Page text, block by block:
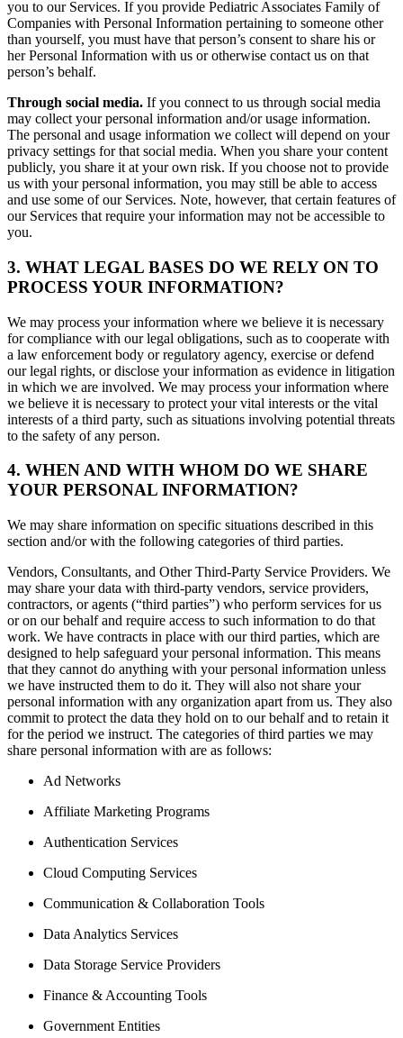
you to our Services. If you provide Pediatric Associates Family of
Companies with Personal Information pertaining to someone other
than yourself, you must have that person’s consent to share his or
her Personal Information with us or otherwise contact us on that
person’s behalf.
Through social media. If you connect to us through social media
may collect your personal information and/or usage information.
The personal and usage information we collect will depend on your
privacy settings for that social media. When you share your content
publicly, you share it at your own risk. If you choose not to provide
us with your personal information, you may still be able to access
and use some of our Services. Note, however, that certain features of
our Services that require your information may not be accessible to
you.
3. WHAT LEGAL BASES DO WE RELY ON TO
PROCESS YOUR INFORMATION?
We may process your information where we believe it is necessary
for compliance with our legal obligations, such as to cooperate with
a law enforcement body or regulatory agency, exercise or defend
our legal rights, or disclose your information as evidence in litigation
in which we are involved. We may process your information where
we believe it is necessary to protect your vital interests or the vital
interests of a third party, such as situations involving potential threats
to the safety of any person.
4. WHEN AND WITH WHOM DO WE SHARE
YOUR PERSONAL INFORMATION?
We may share information on specific situations described in this
section and/or with the following categories of third parties.
Vendors, Consultants, and Other Third-Party Service Providers. We
may share your data with third-party vendors, service providers,
contractors, or agents (“third parties”) who perform services for us
or on our behalf and require access to such information to do that
work. We have contracts in place with our third parties, which are
designed to help safeguard your personal information. This means
that they cannot do anything with your personal information unless
we have instructed them to do it. They will also not share your
personal information with any organization apart from us. They also
commit to protect the data they hold on to our behalf and to retain it
for the period we instruct. The categories of third parties we may
share personal information with are as follows:
Ad Networks
Affiliate Marketing Programs
Authentication Services
Cloud Computing Services
Communication & Collaboration Tools
Data Analytics Services
Data Storage Service Providers
Finance & Accounting Tools
Government Entities